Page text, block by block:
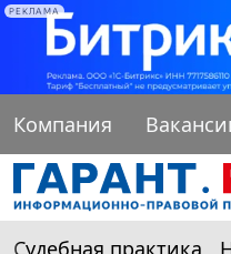
РЕКЛАМА
Компания
Судебная практика